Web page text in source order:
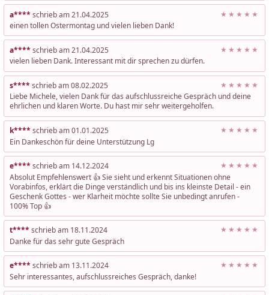
a**** schrieb am 21.04.2025
einen tollen Ostermontag und vielen lieben Dank!
a**** schrieb am 21.04.2025
vielen lieben Dank. Interessant mit dir sprechen zu dürfen.
s**** schrieb am 08.02.2025
Liebe Michele, vielen Dank für das aufschlussreiche Gespräch und deine
ehrlichen und klaren Worte. Du hast mir sehr weitergeholfen.
k**** schrieb am 01.01.2025
Ein Dankeschön für deine Unterstützung Lg
e**** schrieb am 14.12.2024
Absolut Empfehlenswert 👍 Sie sieht und erkennt Situationen ohne
Vorabinfos, erklärt die Dinge verständlich und bis ins kleinste Detail - ein
Geschenk Gottes - wer Klarheit möchte sollte Sie unbedingt anrufen -
100% Top 👍
t**** schrieb am 18.11.2024
Danke für das sehr gute Gespräch
e**** schrieb am 13.11.2024
Sehr interessantes, aufschlussreiches Gespräch, danke!